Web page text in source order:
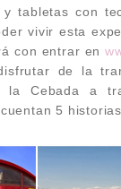
y tabletas con
vivir esta
con entrar en
de la
la Cebada a
5